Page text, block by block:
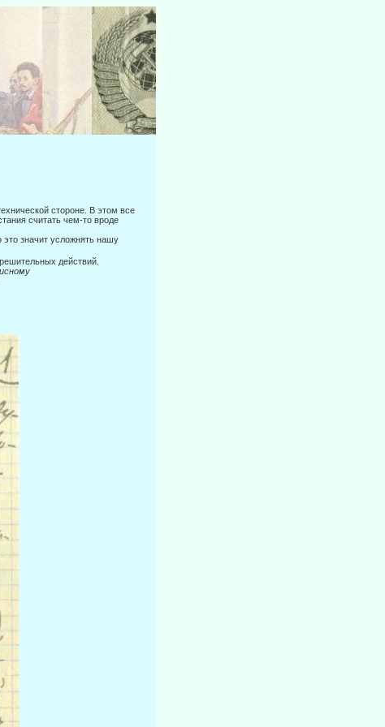
стороне. В этом все
считать чем-то вроде
значит усложнять нашу
действий.